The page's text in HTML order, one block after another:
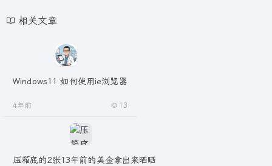
相关文章
Windows11 如何使用ie浏览器
4年前 13
压箱底的2张13年前的美金拿出来晒晒